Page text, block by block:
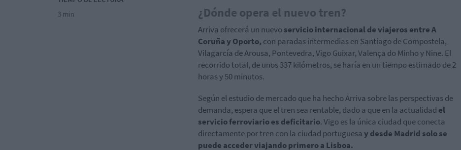
3 min
¿Dónde opera el nuevo tren?
Arriva ofrecerá un nuevo servicio internacional de viajeros entre A
Coruña y Oporto, con paradas intermedias en Santiago de Compostela,
Vilagarcía de Arousa, Pontevedra, Vigo Guixar, Valença do Minho y Nine. El
recorrido total, de unos 337 kilómetros, se haría en un tiempo estimado de 2
horas y 50 minutos.
Según el estudio de mercado que ha hecho Arriva sobre las perspectivas de
demanda, espera que el tren sea rentable, dado a que en la actualidad el
servicio ferroviario es deficitario. Vigo es la única ciudad que conecta
directamente por tren con la ciudad portuguesa y desde Madrid solo se
puede acceder viajando primero a Lisboa.